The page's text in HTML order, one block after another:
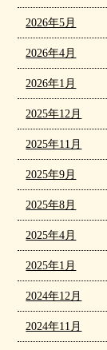
2026年5月
2026年4月
2026年1月
2025年12月
2025年11月
2025年9月
2025年8月
2025年4月
2025年1月
2024年12月
2024年11月